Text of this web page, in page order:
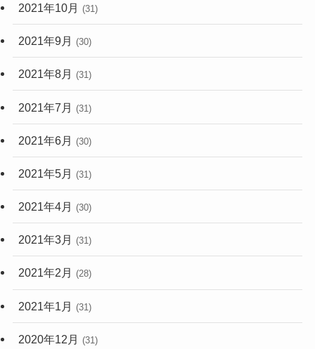
2021年10月 (31)
2021年9月 (30)
2021年8月 (31)
2021年7月 (31)
2021年6月 (30)
2021年5月 (31)
2021年4月 (30)
2021年3月 (31)
2021年2月 (28)
2021年1月 (31)
2020年12月 (31)